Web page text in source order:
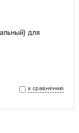
для
к сравнению